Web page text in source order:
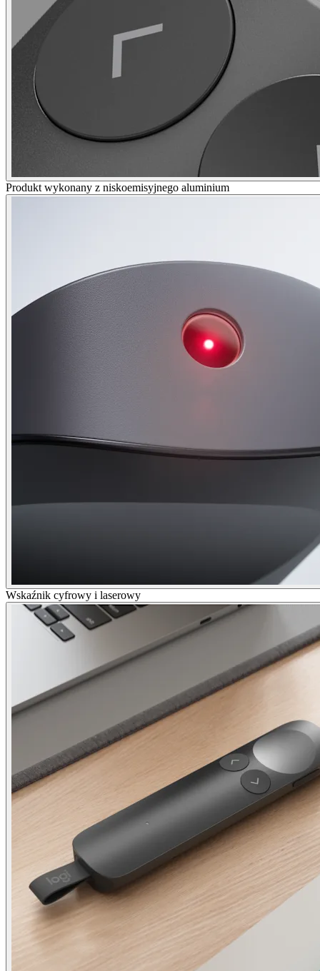
Produkt wykonany z niskoemisyjnego aluminium
Wskaźnik cyfrowy i laserowy